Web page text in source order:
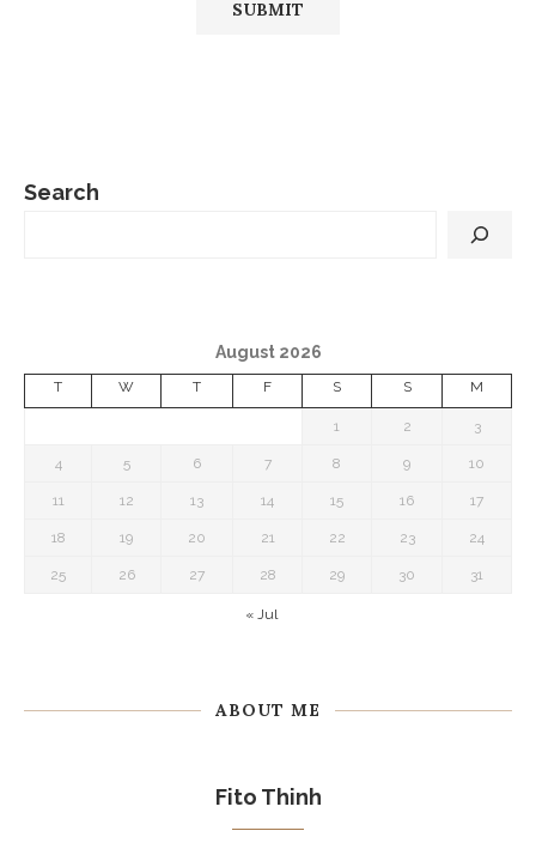
Search
August 2026
T W T F S S M
1 2 3
4 5 6 7 8 9 10
11 12 13 14 15 16 17
18 19 20 21 22 23 24
25 26 27 28 29 30 31
« Jul
ABOUT ME
Fito Thinh